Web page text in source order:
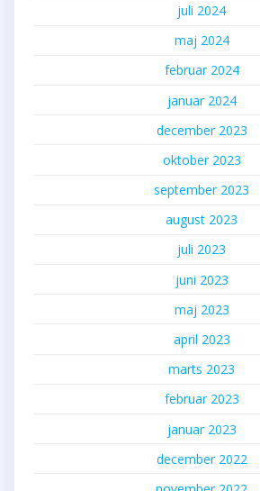
juli 2024
maj 2024
februar 2024
januar 2024
december 2023
oktober 2023
september 2023
august 2023
juli 2023
juni 2023
maj 2023
april 2023
marts 2023
februar 2023
januar 2023
december 2022